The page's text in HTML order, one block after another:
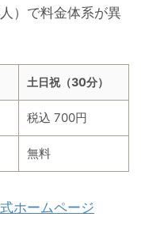
）で料金体系が異
土日祝（30分）
税込 700円
無料
ホームページ